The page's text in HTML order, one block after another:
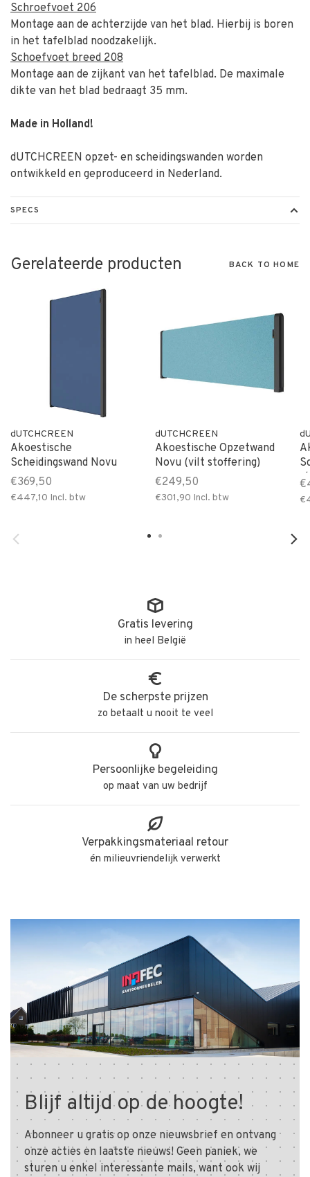
Schroefvoet 206
Montage aan de achterzijde van het blad. Hierbij is boren
in het tafelblad noodzakelijk.
Schoefvoet breed 208
Montage aan de zijkant van het tafelblad. De maximale
dikte van het blad bedraagt 35 mm.
Made in Holland!
dUTCHCREEN opzet- en scheidingswanden worden
ontwikkeld en geproduceerd in Nederland.
SPECS
Gerelateerde producten BACK TO HOME
dUTCHCREEN
Akoestische
Scheidingswand Novu
€369,50
€447,10 Incl. btw
dUTCHCREEN
Akoestische Opzetwand
Novu (vilt stoffering)
€249,50
€301,90 Incl. btw
Gratis levering
in heel België
De scherpste prijzen
zo betaalt u nooit te veel
Persoonlijke begeleiding
op maat van uw bedrijf
Verpakkingsmateriaal retour
én milieuvriendelijk verwerkt
Blijf altijd op de hoogte!
Abonneer u gratis op onze nieuwsbrief en ontvang
onze acties en laatste nieuws! Geen paniek, we
sturen u enkel interessante mails, want ook wij